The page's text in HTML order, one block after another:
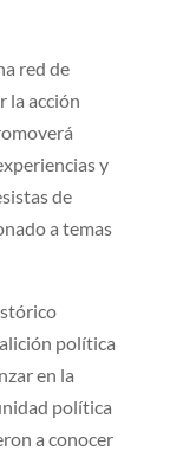
red de
la acción
y
de
a temas
política
en la
política
a conocer